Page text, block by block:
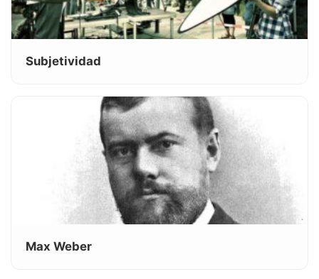
Subjetividad
Max Weber